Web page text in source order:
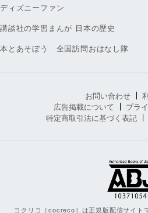
ディズニーファン
講談社の学習まんが 日本の歴史
本とあそぼう 全国訪問おはなし隊
お問い合わせ
広告掲載について
プラ
特定商取引法に基づく表記
コクリコ［cocreco］は正規版配信サイト